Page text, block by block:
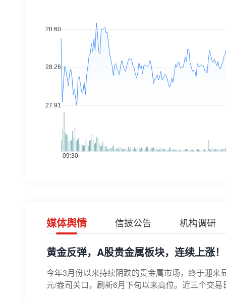
媒体舆情 信披公告 机构调研
黄金反弹，A股贵金属板块，连续上涨！
今年3月份以来持续阴跌的贵金属市场，终于迎
元/盎司关口，刷新6月下旬以来高位。近三个交